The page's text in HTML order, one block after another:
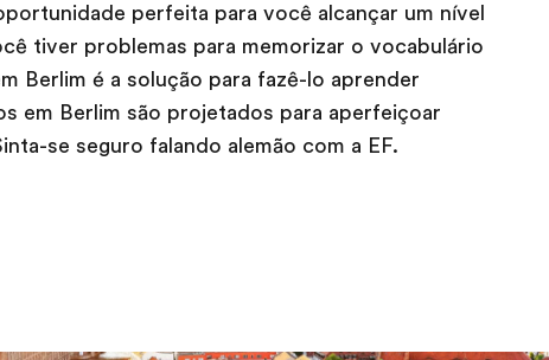
perfeita para você alcançar um nível
tiver problemas para memorizar o vocabulário
Berlim é a solução para fazê-lo aprender
em Berlim são projetados para aperfeiçoar
se seguro falando alemão com a EF.